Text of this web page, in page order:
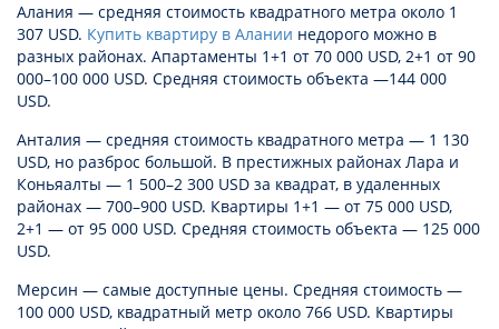
Алания — средняя стоимость квадратного метра около 1
307 USD. Купить квартиру в Алании недорого можно в
разных районах. Апартаменты 1+1 от 70 000 USD, 2+1 от 90
000–100 000 USD. Средняя стоимость объекта —144 000
USD.
Анталия — средняя стоимость квадратного метра — 1 130
USD, но разброс большой. В престижных районах Лара и
Коньяалты — 1 500–2 300 USD за квадрат, в удаленных
районах — 700–900 USD. Квартиры 1+1 — от 75 000 USD,
2+1 — от 95 000 USD. Средняя стоимость объекта — 125 000
USD.
Мерсин — самые доступные цены. Средняя стоимость —
100 000 USD, квадратный метр около 766 USD. Квартиры